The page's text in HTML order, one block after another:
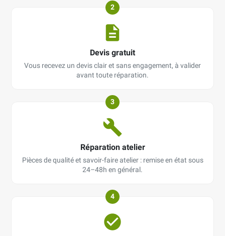
2
Devis gratuit
Vous recevez un devis clair et sans engagement, à valider
avant toute réparation.
3
Réparation atelier
Pièces de qualité et savoir-faire atelier : remise en état sous
24–48h en général.
4